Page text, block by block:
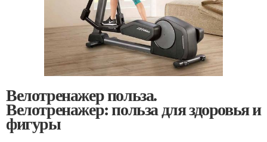
Велотренажер польза.
Велотренажер: польза для здоровья и
фигуры